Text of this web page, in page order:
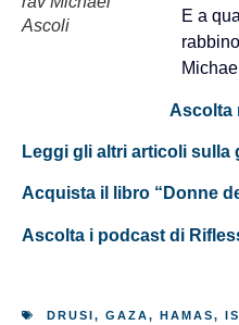
Ascoli
E a
Ascolta
Leggi gli altri articoli sulla
Acquista il libro “Donne
Ascolta i podcast di
DRUSI, GAZA, HAMAS,